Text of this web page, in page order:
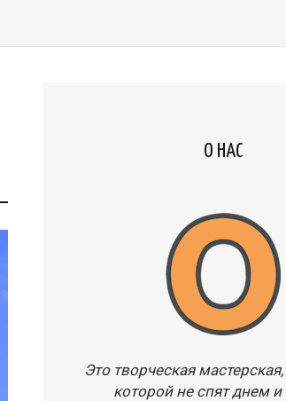
О НАС
Это творческая
которой не спят днем